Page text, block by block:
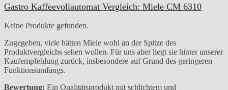
Gastro Kaffeevollautomat Vergleich: Miele CM 6310
Keine Produkte gefunden.
Zugegeben, viele hätten Miele wohl an der Spitze des
Produktvergleichs sehen wollen. Für uns aber liegt sie hinter unserer
Kaufempfehlung zurück, insbesondere auf Grund des geringeren
Funktionsumfangs.
Bewertung: Ein Qualitätsprodukt mit schlichtem und